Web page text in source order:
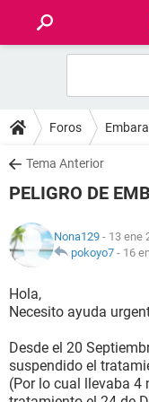
FOROS
SALUD
NUTRICIÓN
BIENESTAR
SEXUALIDAD
GLOSARIO
Foros
Tema Anterior
PELIGRO DE
Nona129 - 13 ene
pokoyo7 - 16
Hola,
Necesito ayuda
Desde el 20
suspendido el
(Por lo cual llevaba 4